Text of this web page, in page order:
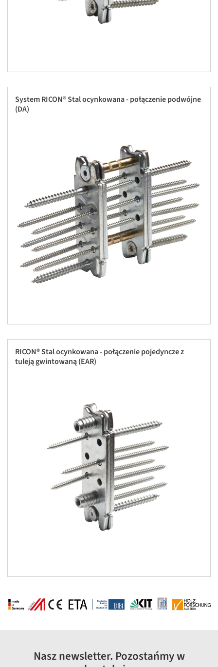
System RICON® Stal ocynkowana - połączenie podwójne
(DA)
RICON® Stal ocynkowana - połączenie pojedyncze z
tuleją gwintowaną (EAR)
Nasz newsletter. Pozostańmy w